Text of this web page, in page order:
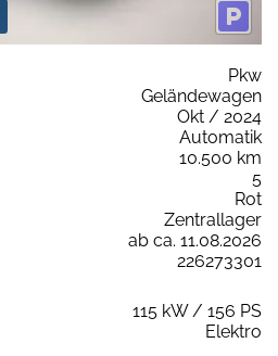
Pkw
Geländewagen
Okt / 2024
Automatik
10.500 km
5
Rot
Zentrallager
ab ca. 11.08.2026
226273301
115 kW / 156 PS
Elektro